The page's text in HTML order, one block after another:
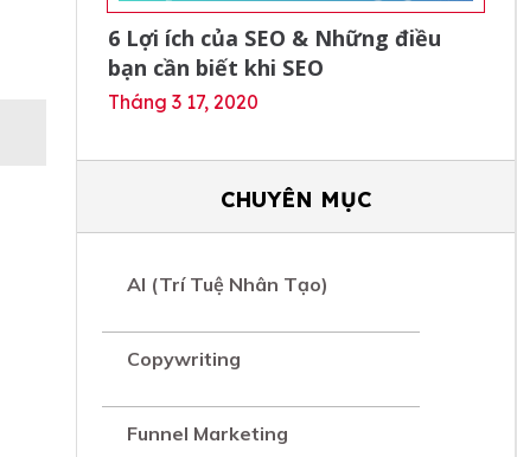
6 Lợi ích của SEO & Những điều
bạn cần biết khi SEO
Tháng 3 17, 2020
CHUYÊN MỤC
AI (Trí Tuệ Nhân Tạo)
Copywriting
Funnel Marketing